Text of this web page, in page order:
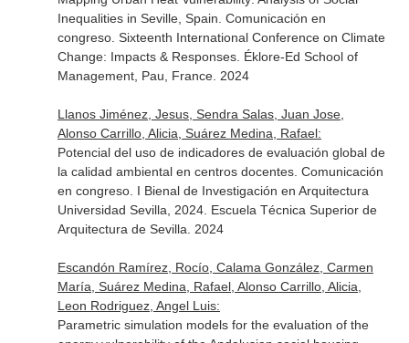
Inequalities in Seville, Spain. Comunicación en
congreso. Sixteenth International Conference on Climate
Change: Impacts & Responses. Éklore-Ed School of
Management, Pau, France. 2024
Llanos Jiménez, Jesus, Sendra Salas, Juan Jose,
Alonso Carrillo, Alicia, Suárez Medina, Rafael:
Potencial del uso de indicadores de evaluación global de
la calidad ambiental en centros docentes. Comunicación
en congreso. I Bienal de Investigación en Arquitectura
Universidad Sevilla, 2024. Escuela Técnica Superior de
Arquitectura de Sevilla. 2024
Escandón Ramírez, Rocío, Calama González, Carmen
María, Suárez Medina, Rafael, Alonso Carrillo, Alicia,
Leon Rodriguez, Angel Luis:
Parametric simulation models for the evaluation of the